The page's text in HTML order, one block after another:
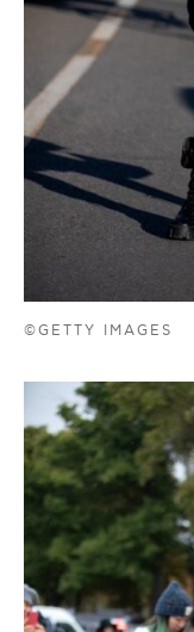
©GETTY IMAGES